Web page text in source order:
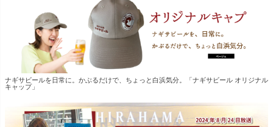
ナギサビールを日常に。かぶるだけで、ちょっと白浜気分。「ナギサビール オリジナル
キャップ」